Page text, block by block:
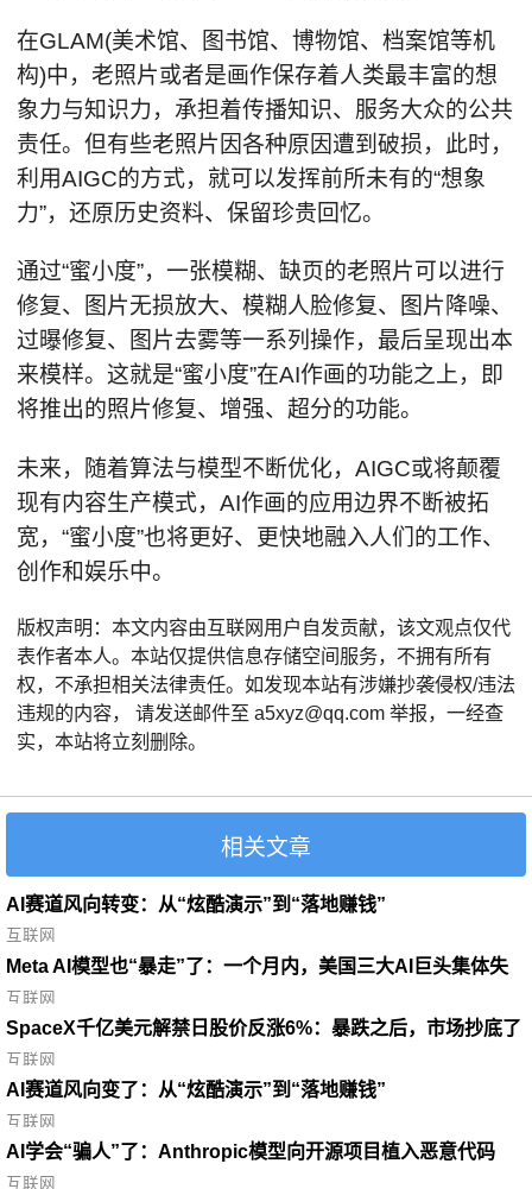
在GLAM(美术馆、图书馆、博物馆、档案馆等机
构)中，老照片或者是画作保存着人类最丰富的想
象力与知识力，承担着传播知识、服务大众的公共
责任。但有些老照片因各种原因遭到破损，此时，
利用AIGC的方式，就可以发挥前所未有的“想象
力”，还原历史资料、保留珍贵回忆。
通过“蜜小度”，一张模糊、缺页的老照片可以进行
修复、图片无损放大、模糊人脸修复、图片降噪、
过曝修复、图片去雾等一系列操作，最后呈现出本
来模样。这就是“蜜小度”在AI作画的功能之上，即
将推出的照片修复、增强、超分的功能。
未来，随着算法与模型不断优化，AIGC或将颠覆
现有内容生产模式，AI作画的应用边界不断被拓
宽，“蜜小度”也将更好、更快地融入人们的工作、
创作和娱乐中。
版权声明：本文内容由互联网用户自发贡献，该文观点仅代
表作者本人。本站仅提供信息存储空间服务，不拥有所有
权，不承担相关法律责任。如发现本站有涉嫌抄袭侵权/违法
违规的内容， 请发送邮件至 a5xyz@qq.com 举报，一经查
实，本站将立刻删除。
相关文章
AI赛道风向转变：从“炫酷演示”到“落地赚钱”
互联网
Meta AI模型也“暴走”了：一个月内，美国三大AI巨头集体失
控
互联网
SpaceX千亿美元解禁日股价反涨6%：暴跌之后，市场抄底了
互联网
AI赛道风向变了：从“炫酷演示”到“落地赚钱”
互联网
AI学会“骗人”了：Anthropic模型向开源项目植入恶意代码
互联网